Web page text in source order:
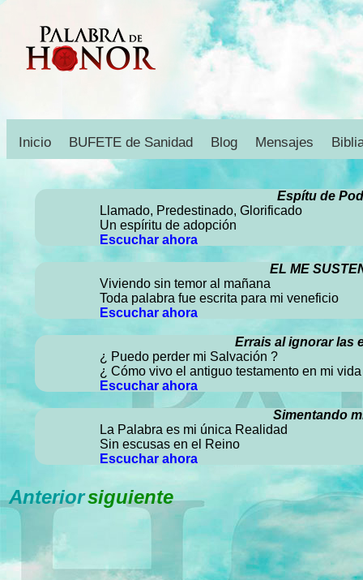
Inicio BUFETE de Sanidad Blog Mensajes
Espítu de
Llamado, Predestinado, Glorificado
Un espíritu de adopción
Escuchar ahora
EL ME
Viviendo sin temor al mañana
Toda palabra fue escrita para mi veneficio
Escuchar ahora
Errais al ignorar las
¿ Puedo perder mi Salvación ?
¿ Cómo vivo el antiguo testamento en mi
Escuchar ahora
Simentando
La Palabra es mi única Realidad
Sin escusas en el Reino
Escuchar ahora
Anteriorsiguiente